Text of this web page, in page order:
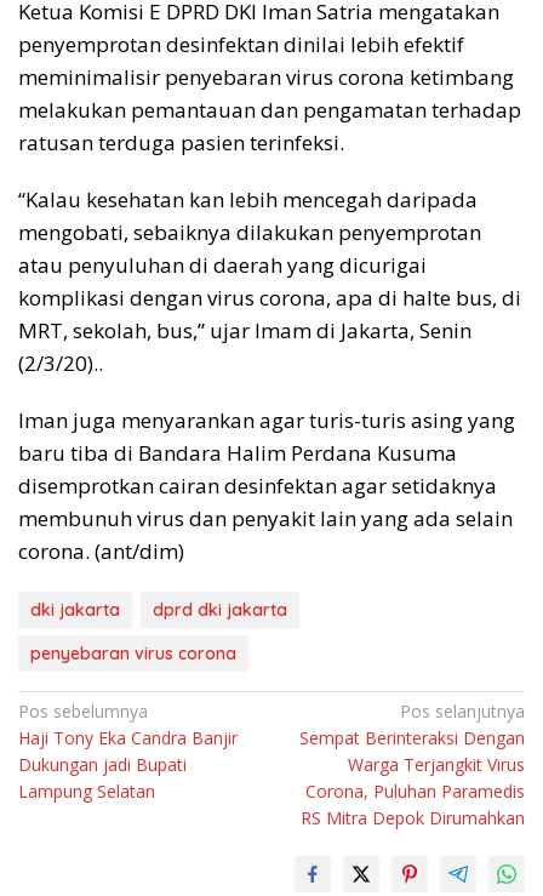
Ketua Komisi E DPRD DKI Iman Satria mengatakan
penyemprotan desinfektan dinilai lebih efektif
meminimalisir penyebaran virus corona ketimbang
melakukan pemantauan dan pengamatan terhadap
ratusan terduga pasien terinfeksi.
“Kalau kesehatan kan lebih mencegah daripada
mengobati, sebaiknya dilakukan penyemprotan
atau penyuluhan di daerah yang dicurigai
komplikasi dengan virus corona, apa di halte bus, di
MRT, sekolah, bus,” ujar Imam di Jakarta, Senin
(2/3/20)..
Iman juga menyarankan agar turis-turis asing yang
baru tiba di Bandara Halim Perdana Kusuma
disemprotkan cairan desinfektan agar setidaknya
membunuh virus dan penyakit lain yang ada selain
corona. (ant/dim)
dki jakarta
dprd dki jakarta
penyebaran virus corona
Navigasi
pos
Pos sebelumnya
Haji Tony Eka Candra Banjir
Dukungan jadi Bupati
Lampung Selatan
Pos selanjutnya
Sempat Berinteraksi Dengan
Warga Terjangkit Virus
Corona, Puluhan Paramedis
RS Mitra Depok Dirumahkan